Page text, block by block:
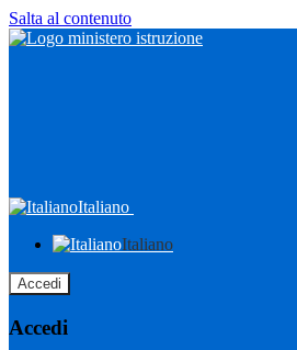
Salta al contenuto
Italiano
Italiano
Accedi
Accedi